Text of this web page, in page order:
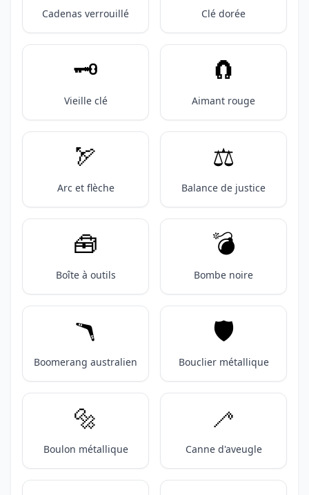
Cadenas verrouillé Clé dorée
🗝️
Vieille clé
🧲
Aimant rouge
🏹
Arc et flèche
⚖️
Balance de justice
🧰
Boîte à outils
💣️
Bombe noire
🪃
Boomerang australien
🛡️
Bouclier métallique
🔩
Boulon métallique
🦯
Canne d'aveugle